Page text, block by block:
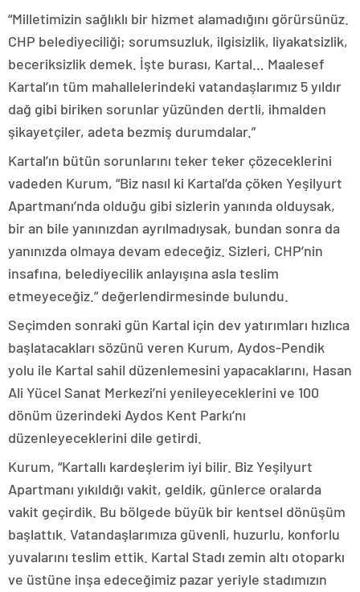
“Milletimizin sağlıklı bir hizmet alamadığını görürsünüz.
CHP belediyeciliği; sorumsuzluk, ilgisizlik, liyakatsizlik,
beceriksizlik demek. İşte burası, Kartal… Maalesef
Kartal’ın tüm mahallelerindeki vatandaşlarımız 5 yıldır
dağ gibi biriken sorunlar yüzünden dertli, ihmalden
şikayetçiler, adeta bezmiş durumdalar.”
Kartal’ın bütün sorunlarını teker teker çözeceklerini
vadeden Kurum, “Biz nasıl ki Kartal’da çöken Yeşilyurt
Apartmanı’nda olduğu gibi sizlerin yanında olduysak,
bir an bile yanınızdan ayrılmadıysak, bundan sonra da
yanınızda olmaya devam edeceğiz. Sizleri, CHP’nin
insafına, belediyecilik anlayışına asla teslim
etmeyeceğiz.” değerlendirmesinde bulundu.
Seçimden sonraki gün Kartal için dev yatırımları hızlıca
başlatacakları sözünü veren Kurum, Aydos-Pendik
yolu ile Kartal sahil düzenlemesini yapacaklarını, Hasan
Ali Yücel Sanat Merkezi’ni yenileyeceklerini ve 100
dönüm üzerindeki Aydos Kent Parkı’nı
düzenleyeceklerini dile getirdi.
Kurum, “Kartallı kardeşlerim iyi bilir. Biz Yeşilyurt
Apartmanı yıkıldığı vakit, geldik, günlerce oralarda
vakit geçirdik. Bu bölgede büyük bir kentsel dönüşüm
başlattık. Vatandaşlarımıza güvenli, huzurlu, konforlu
yuvalarını teslim ettik. Kartal Stadı zemin altı otoparkı
ve üstüne inşa edeceğimiz pazar yeriyle stadımızın